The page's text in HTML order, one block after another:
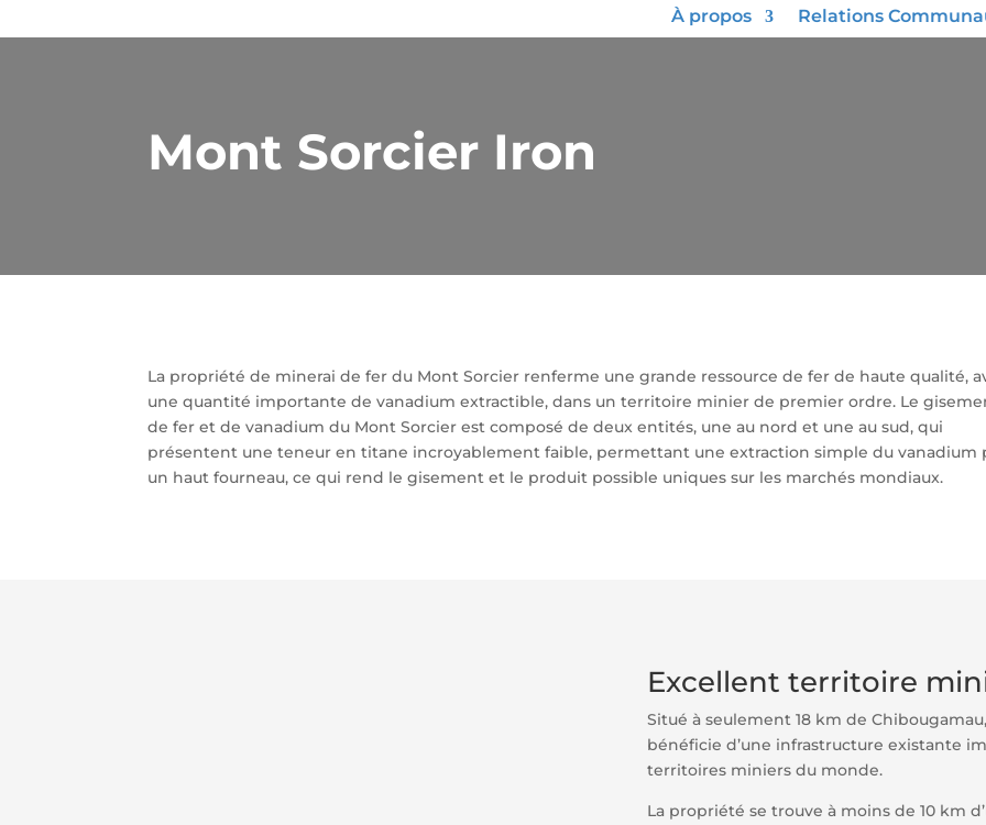
À propos Relations
Mont Sorcier Iron
La propriété de minerai de fer du Mont Sorcier renferme une grande ressource de fer de haute qualité,
une quantité importante de vanadium extractible, dans un territoire minier de premier ordre. Le
de fer et de vanadium du Mont Sorcier est composé de deux entités, une au nord et une au sud, qui
présentent une teneur en titane incroyablement faible, permettant une extraction simple du vanadium
un haut fourneau, ce qui rend le gisement et le produit possible uniques sur les marchés mondiaux.
Excellent territoire
Situé à seulement 18 km de
bénéficie d’une infrastructure existante
territoires miniers du monde.
La propriété se trouve à moins de 10 km